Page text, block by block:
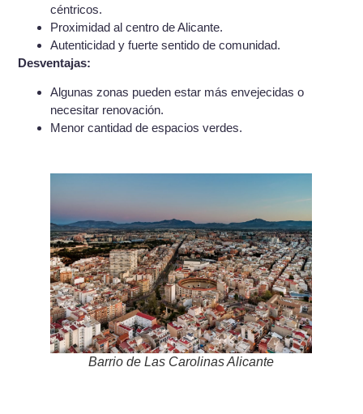
céntricos.
Proximidad al centro de Alicante.
Autenticidad y fuerte sentido de comunidad.
Desventajas:
Algunas zonas pueden estar más envejecidas o
necesitar renovación.
Menor cantidad de espacios verdes.
Barrio de Las Carolinas Alicante